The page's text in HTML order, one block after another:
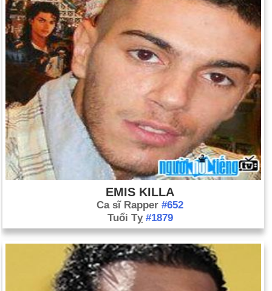
EMIS KILLA
Ca sĩ Rapper #652
Tuổi Tỵ #1879